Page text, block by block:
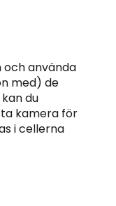
och använda
med) de
du
kamera för
i cellerna